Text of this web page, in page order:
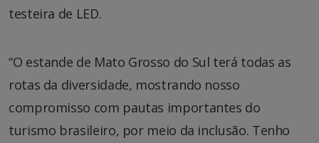
testeira de LED.
“O estande de Mato Grosso do Sul terá todas as
rotas da diversidade, mostrando nosso
compromisso com pautas importantes do
turismo brasileiro, por meio da inclusão. Tenho